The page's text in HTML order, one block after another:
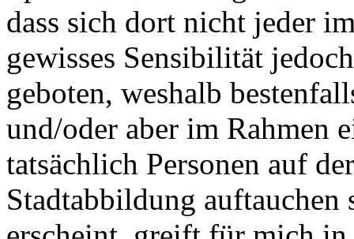
dass sich dort nicht jeder
gewisses Sensibilität
geboten, weshalb
und/oder aber im Rahmen
tatsächlich Personen auf
Stadtabbildung